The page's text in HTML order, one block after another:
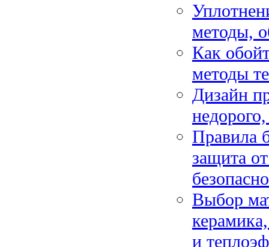
методы,
Как
методы
Дизайн
Правила
защита
Выбор
и